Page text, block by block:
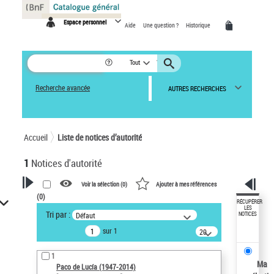
Espace personnel Aide Une question ? Historique
Tout
Recherche avancée AUTRES RECHERCHES
Accueil Liste de notices d’autorité
1 Notices d'autorité
VOTRE RECHERCHE
Recherche avancée dans les
notices d’autorité
Œuvres liées à l'auteur :
Paco de Lucía (1947-2014)
Voir la sélection (0) Ajouter à mes références
(0)
Tri par : Défaut
sur 1
20
résultats/page
1
Paco de Lucía (1947-2014)
RÉCUPÉRER
LES
NOTICES
Ma
Panneau de gestion des cookies